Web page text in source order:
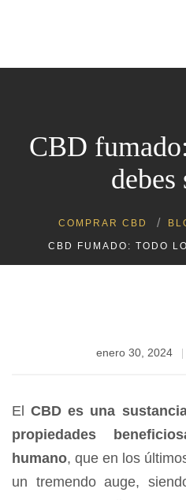
Aceite de
Cosmética
Ropa de
CBD
debes
COMPRAR CBD
CBD FUMADO: TODO
enero 30, 2024
ElCBD es una
propiedades
humano, que en los
un tremendo auge,